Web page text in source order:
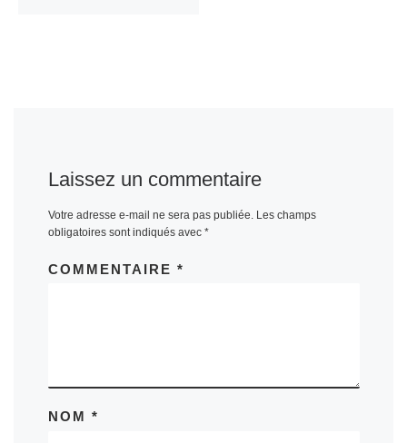
Laissez un commentaire
Votre adresse e-mail ne sera pas publiée. Les champs
obligatoires sont indiqués avec *
COMMENTAIRE *
NOM *